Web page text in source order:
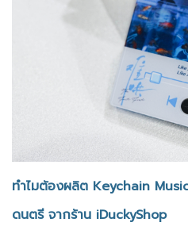
ทำไมต้องผลิต Keychain
ดนตรี จากร้าน iDuckyShop